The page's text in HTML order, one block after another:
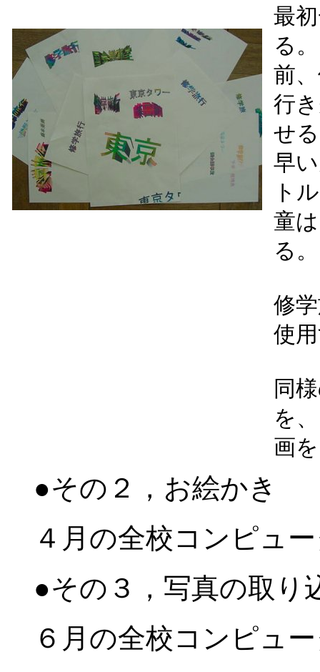
最
る
前
行
せ
早
ト
童
る。
修
使
同
を
画
●その２，お絵かき
４月の全校コンピュ
●その３，写真の取り
６月の全校コンピュ